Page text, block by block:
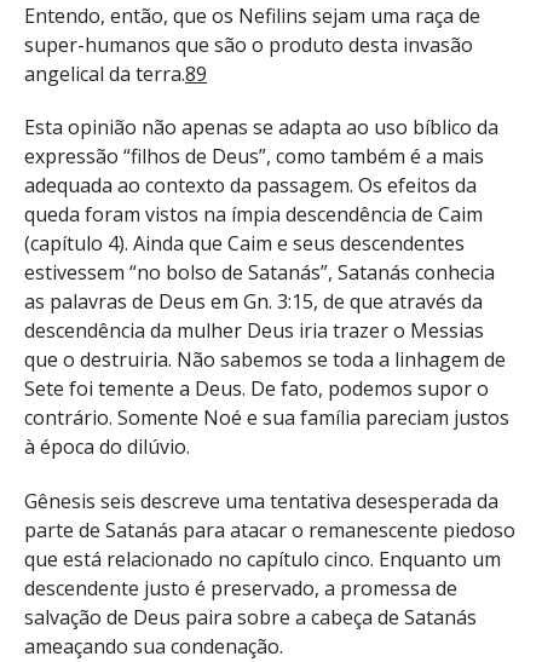
Entendo, então, que os Nefilins sejam uma raça de
super-humanos que são o produto desta invasão
angelical da terra.89
Esta opinião não apenas se adapta ao uso bíblico da
expressão “filhos de Deus”, como também é a mais
adequada ao contexto da passagem. Os efeitos da
queda foram vistos na ímpia descendência de Caim
(capítulo 4). Ainda que Caim e seus descendentes
estivessem “no bolso de Satanás”, Satanás conhecia
as palavras de Deus em Gn. 3:15, de que através da
descendência da mulher Deus iria trazer o Messias
que o destruiria. Não sabemos se toda a linhagem de
Sete foi temente a Deus. De fato, podemos supor o
contrário. Somente Noé e sua família pareciam justos
à época do dilúvio.
Gênesis seis descreve uma tentativa desesperada da
parte de Satanás para atacar o remanescente piedoso
que está relacionado no capítulo cinco. Enquanto um
descendente justo é preservado, a promessa de
salvação de Deus paira sobre a cabeça de Satanás
ameaçando sua condenação.